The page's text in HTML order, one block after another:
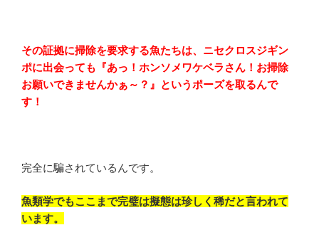
その証拠に掃除を要求する魚たちは、ニセクロスジギン
ポに出会っても『あっ！ホンソメワケベラさん！お掃除
お願いできませんかぁ～？』というポーズを取るんで
す！
完全に騙されているんです。
魚類学でもここまで完璧は擬態は珍しく稀だと言われて
います。